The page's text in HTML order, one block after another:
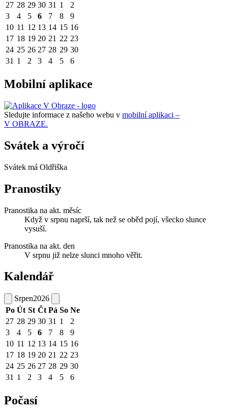
27 28 29 30 31 1
2
3
4 5 6 7 8
9
10 11 12 13 14 15 16
17 18 19 20 21 22 23
24 25 26 27 28 29 30
31 1 2 3 4 5 6
Mobilní aplikace
Sledujte informace z našeho webu v mobilní aplikaci –
V OBRAZE.
Svátek a výročí
Svátek má Oldřiška
Pranostiky
Pranostika na akt. měsíc
Když v srpnu naprší, tak než se oběd pojí, všecko slunce
vysuší.
Pranostika na akt. den
V srpnu již nelze slunci mnoho věřit.
Kalendář
Srpen2026
Po Út St Čt Pá So Ne
27 28 29 30 31 1
2
3
4 5 6 7 8
9
10 11 12 13 14 15 16
17 18 19 20 21 22 23
24 25 26 27 28 29 30
31 1 2 3 4 5 6
Počasí